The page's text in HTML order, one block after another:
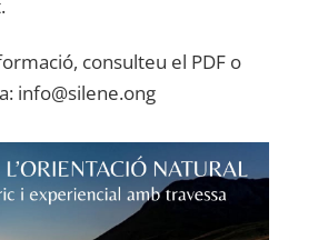
consulteu el PDF o
info@silene.ong